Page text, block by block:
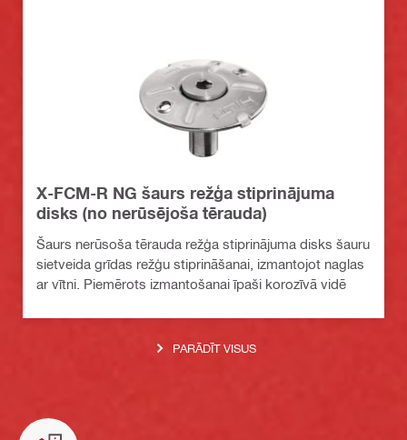
X-FCM-R NG šaurs režģa stiprinājuma
disks (no nerūsējoša tērauda)
Šaurs nerūsoša tērauda režģa stiprinājuma disks šauru
sietveida grīdas režģu stiprināšanai, izmantojot naglas
ar vītni. Piemērots izmantošanai īpaši korozīvā vidē
PARĀDĪT VISUS